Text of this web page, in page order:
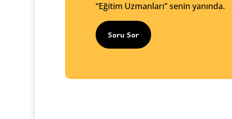
“Eğitim Uzmanları” senin yanında.
Soru Sor